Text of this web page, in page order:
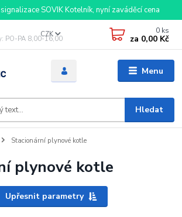
SOVIK Kotelník, nyní zaváděcí cena
Menu
CZK
Hledat
PO-PA 8,00-16,00
0 ks
za 0,00 Kč
Stacionární plynové kotle
plynové kotle
Upřesnit parametry